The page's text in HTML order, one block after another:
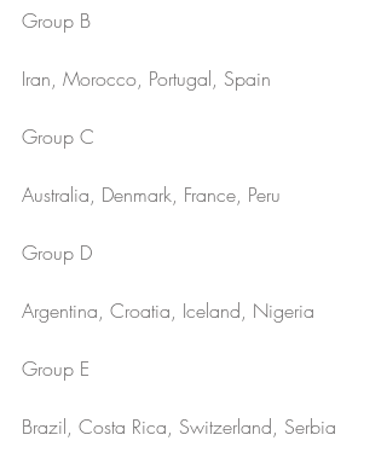
Group B
Iran, Morocco, Portugal, Spain
Group C
Australia, Denmark, France, Peru
Group D
Argentina, Croatia, Iceland, Nigeria
Group E
Brazil, Costa Rica, Switzerland, Serbia